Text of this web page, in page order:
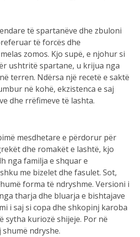
të spartanëve dhe zbuloni
të forcës dhe
zomos. Kjo supë, e njohur si
ushtritë spartane, u krijua nga
terren. Ndërsa një recetë e saktë
në kohë, ekzistenca e saj
dhe rrëfimeve të lashta.
mesdhetare e përdorur për
dhe romakët e lashtë, kjo
nga familja e shquar e
me bizelet dhe fasulet. Sot,
forma të ndryshme. Versioni i
tharja dhe bluarja e bishtajave
i saj si copa dhe shkopinj karoba
sytha kuriozë shijeje. Por në
ndryshe.